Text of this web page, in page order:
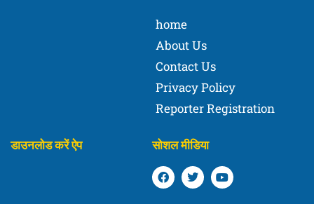
home
About Us
Contact Us
Privacy Policy
Reporter Registration
डाउनलोड करें ऐप सोशल मीडिया